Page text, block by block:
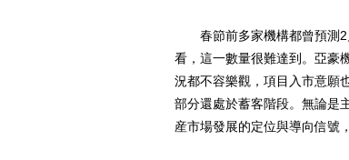
春節前多家機構都曾預測2
看，這一數量很難達到。亞豪
況都不容樂觀，項目入市意願
部分還處於蓄客階段。無論是
産市場發展的定位與導向信號